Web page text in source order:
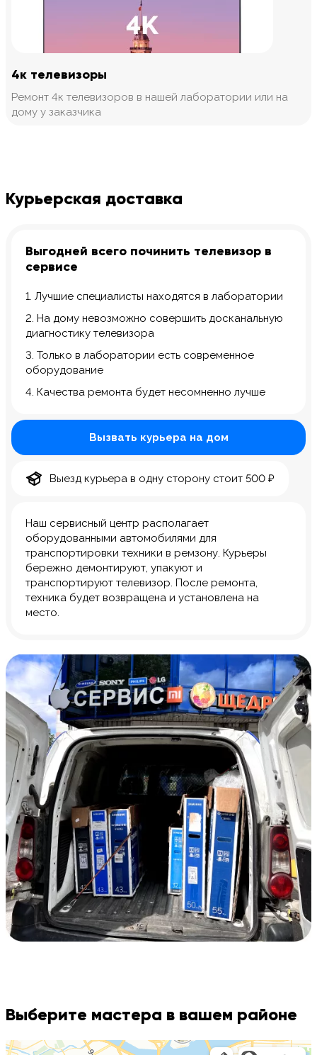
4к телевизоры
Ремонт 4к телевизоров в нашей лаборатории или на
дому у заказчика
Курьерская доставка
Выгодней всего починить телевизор в
сервисе
1. Лучшие специалисты находятся в лаборатории
2. На дому невозможно совершить досканальную
диагностику телевизора
3. Только в лаборатории есть современное
оборудование
4. Качества ремонта будет несомненно лучше
Наш сервисный центр располагает
оборудованными автомобилями для
транспортировки техники в ремзону. Курьеры
бережно демонтируют, упакуют и
транспортируют телевизор. После ремонта,
техника будет возвращена и установлена на
место.
Вызвать курьера на дом
Выезд курьера в одну сторону стоит 500 ₽
Выберите мастера в вашем районе